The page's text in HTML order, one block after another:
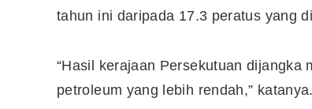
tahun ini daripada 17.3 peratus yang
“Hasil kerajaan Persekutuan dijangka
petroleum yang lebih rendah,” katanya.